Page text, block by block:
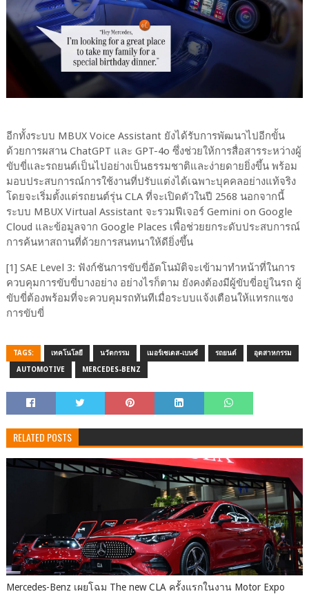
อีกทั้งระบบ MBUX Voice Assistant ยังได้รับการพัฒนาไปอีกขั้น
ด้วยการผสาน ChatGPT และ GPT-4o ซึ่งช่วยให้การสื่อสารระหว่างผู้
ขับขี่และรถยนต์เป็นไปอย่างเป็นธรรมชาติและง่ายดายยิ่งขึ้น พร้อม
มอบประสบการณ์การใช้งานที่ปรับแต่งได้เฉพาะบุคคลอย่างแท้จริง
โดยจะเริ่มตั้งแต่รถยนต์รุ่น CLA ที่จะเปิดตัวในปี 2568 นอกจากนี้
ระบบ MBUX Virtual Assistant จะรวมฟีเจอร์ Gemini on Google
Cloud และข้อมูลจาก Google Places เพื่อช่วยยกระดับประสบการณ์
การค้นหาสถานที่ด้วยการสนทนาให้ดียิ่งขึ้น
[1] SAE Level 3: ฟังก์ชันการขับขี่อัตโนมัติจะเข้ามาทำหน้าที่ในการ
ควบคุมการขับขี่บางอย่าง อย่างไรก็ตาม ยังคงต้องมีผู้ขับขี่อยู่ในรถ ผู้
ขับขี่ต้องพร้อมที่จะควบคุมรถทันทีเมื่อระบบแจ้งเตือนให้แทรกแซง
การขับขี่
TAGS: เทคโนโลยี นวัตกรรม เมอร์เซเดส-เบนซ์ รถยนต์ อุตสาหกรรม
AUTOMOTIVE MERCEDES-BENZ
RELATED POSTS
Mercedes-Benz เผยโฉม The new CLA ครั้งแรกในงาน Motor Expo